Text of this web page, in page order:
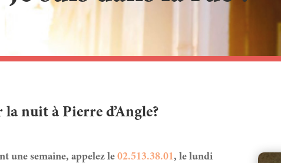
nuit à Pierre d’Angle?
une semaine, appelez le02.513.38.01, le lundi